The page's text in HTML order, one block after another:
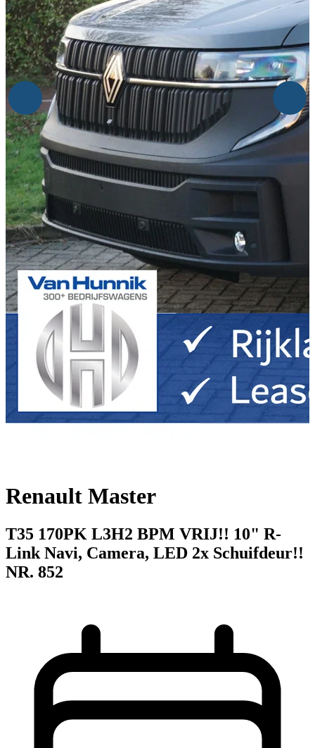
Renault Master
T35 170PK L3H2 BPM VRIJ!! 10" R-
Link Navi, Camera, LED 2x Schuifdeur!!
NR. 852